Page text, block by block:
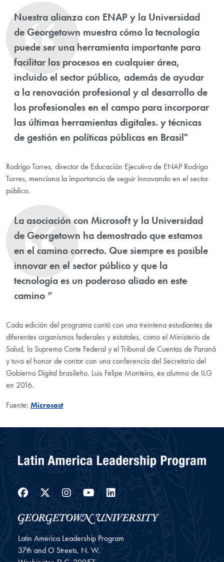
Nuestra alianza con ENAP y la Universidad
de Georgetown muestra cómo la tecnología
puede ser una herramienta importante para
facilitar los procesos en cualquier área,
incluido el sector público, además de ayudar
a la renovación profesional y al desarrollo de
los profesionales en el campo para incorporar
las últimas herramientas digitales. y técnicas
de gestión en políticas públicas en Brasil"
Rodrigo Torres, director de Educación Ejecutiva de ENAP Rodrigo
Torres, menciona la importancia de seguir innovando en el sector
público.
La asociación con Microsoft y la Universidad
de Georgetown ha demostrado que estamos
en el camino correcto. Que siempre es posible
innovar en el sector público y que la
tecnología es un poderoso aliado en este
camino ”
Cada edición del programa contó con una treintena estudiantes de
diferentes organismos federales y estatales, como el Ministerio de
Salud, la Suprema Corte Federal y el Tribunal de Cuentas de Paraná
y tuvo el honor de contar con una conferencia del Secretario del
Gobierno Digital brasileño, Luis Felipe Monteiro, ex alumno de ILG
en 2016.
Fuente: Microsost
Facebook
Twitter
Instagram
YouTube
LinkedIn
Latin America Leadership Program
37th and O Streets, N. W.